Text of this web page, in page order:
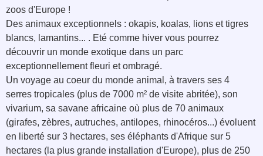
zoos d'Europe !
Des animaux exceptionnels : okapis, koalas, lions et tigres
blancs, lamantins... . Eté comme hiver vous pourrez
découvrir un monde exotique dans un parc
exceptionnellement fleuri et ombragé.
Un voyage au coeur du monde animal, à travers ses 4
serres tropicales (plus de 7000 m² de visite abritée), son
vivarium, sa savane africaine où plus de 70 animaux
(girafes, zèbres, autruches, antilopes, rhinocéros...) évoluent
en liberté sur 3 hectares, ses éléphants d'Afrique sur 5
hectares (la plus grande installation d'Europe), plus de 250